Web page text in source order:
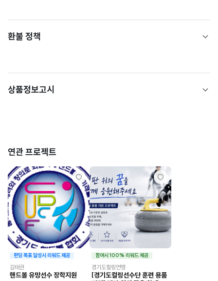
환불 정책
상품정보고시
연관 프로젝트
펀딩 목표 달성시 리워드 제공
김태권
핸드볼 유망선수 장학지원
참여시 100% 리워드 제공
경기도컬링연맹
[경기도컬링선수단 훈련 용품